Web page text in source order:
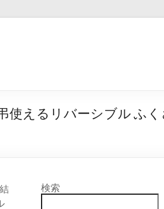
使えるリバーシブル ふく
検索